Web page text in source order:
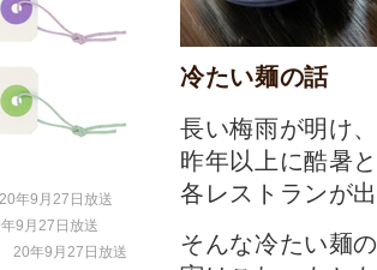
冷たい麺の話
長い梅雨が明け
昨年以上に酷暑
各レストランが
そんな冷たい麺
年9月27日放送
9月27日放送
20年9月27日放送